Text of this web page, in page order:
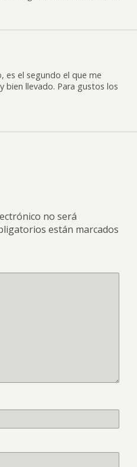
es el segundo el que me
bien llevado. Para gustos los
no será
están marcados